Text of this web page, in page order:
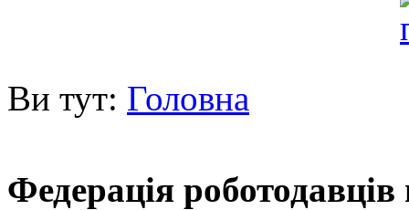
Ви тут: Головна
Федерація